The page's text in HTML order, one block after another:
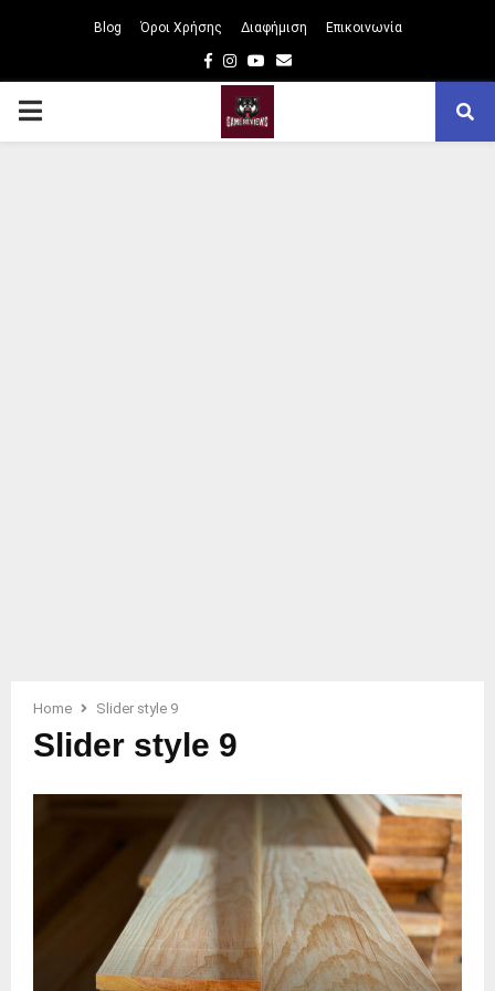
Blog Όροι Χρήσης Διαφήμιση Επικοινωνία
Facebook
Instagram
Youtube
Email
PRIMARY
Home Slider style 9
Slider style 9